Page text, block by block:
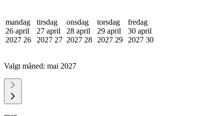
mandag
26 april
2027 26
tirsdag
27 april
2027 27
onsdag
28 april
2027 28
torsdag
29 april
2027 29
fredag
30 april
2027 30
Valgt måned: mai 2027